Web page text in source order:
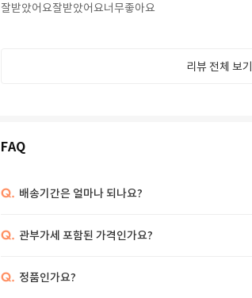
잘받았어요잘받았어요너무좋아요
리뷰 전체 보기
FAQ
Q. 배송기간은 얼마나 되나요?
Q. 관부가세 포함된 가격인가요?
Q. 정품인가요?